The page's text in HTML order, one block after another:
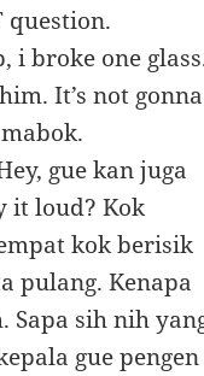
question.
broke one
It’s not gonna
gue kan juga
it loud? Kok
kok berisik
pulang. Kenapa
Sapa sih nih
gue pengen